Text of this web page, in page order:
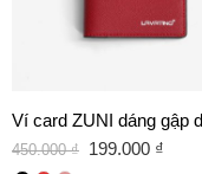
450.000₫ 199.000 ₫